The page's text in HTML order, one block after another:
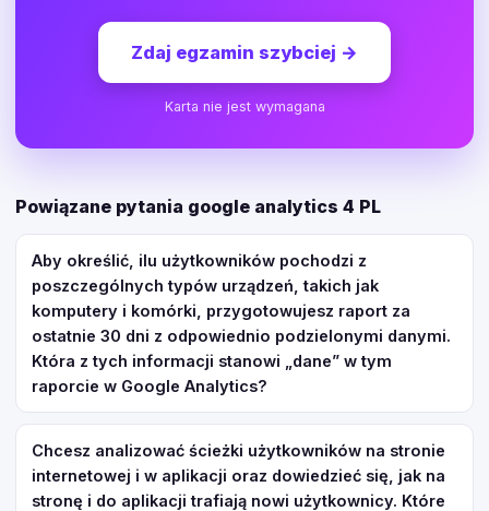
Zdaj egzamin szybciej →
Karta nie jest wymagana
Powiązane pytania google analytics 4 PL
Aby określić, ilu użytkowników pochodzi z
poszczególnych typów urządzeń, takich jak
komputery i komórki, przygotowujesz raport za
ostatnie 30 dni z odpowiednio podzielonymi danymi.
Która z tych informacji stanowi „dane” w tym
raporcie w Google Analytics?
Chcesz analizować ścieżki użytkowników na stronie
internetowej i w aplikacji oraz dowiedzieć się, jak na
stronę i do aplikacji trafiają nowi użytkownicy. Które